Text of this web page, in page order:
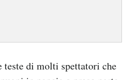
teste di molti spettatori che